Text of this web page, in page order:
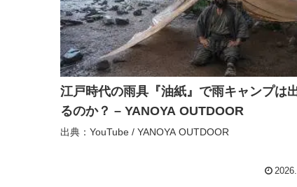
江戸時代の雨具『油紙』で雨キャンプは
るのか？ – YANOYA OUTDOOR
出典：YouTube / YANOYA OUTDOOR